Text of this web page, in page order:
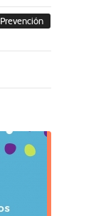
Prevención